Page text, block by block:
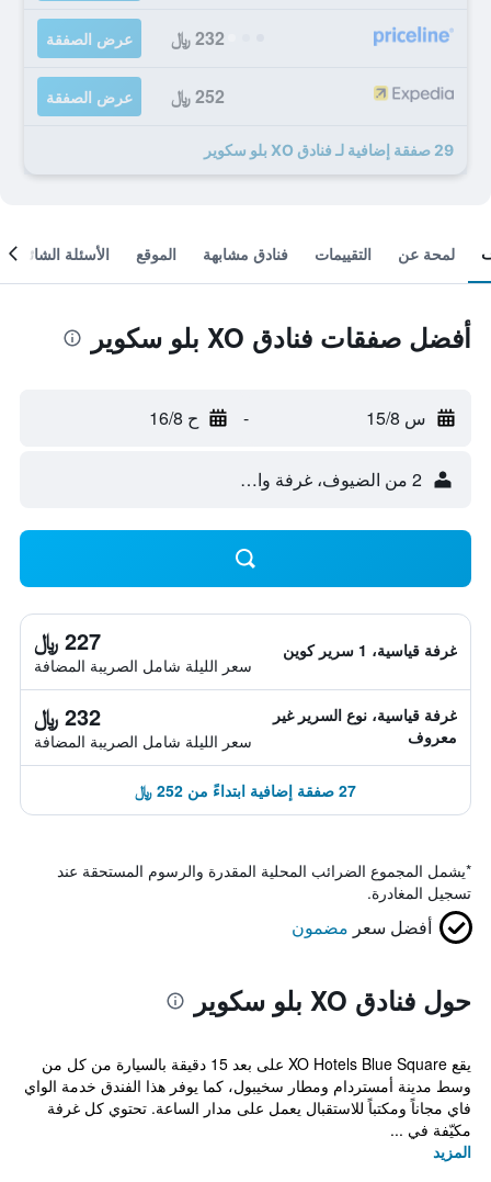
232 ﷼ عرض الصفقة
252 ﷼ عرض الصفقة
29 صفقة إضافية لـ فنادق XO بلو سكوير
لمحة عن التقييمات فنادق مشابهة الموقع الأسئلة الشائعة
أفضل صفقات فنادق XO بلو سكوير
س 15/8 - ح 16/8
2 من الضيوف، غرفة واحدة
غرفة قياسية، 1 سرير كوين 227 ﷼
سعر الليلة شامل الصريبة المضافة
غرفة قياسية، نوع السرير غير
معروف
232 ﷼
سعر الليلة شامل الصريبة المضافة
27 صفقة إضافية ابتداءً من 252 ﷼
*يشمل المجموع الضرائب المحلية المقدرة والرسوم المستحقة عند
تسجيل المغادرة.
أفضل سعر مضمون
حول فنادق XO بلو سكوير
يقع XO Hotels Blue Square على بعد 15 دقيقة بالسيارة من كل من
وسط مدينة أمستردام ومطار سخيبول، كما يوفر هذا الفندق خدمة الواي
فاي مجاناً ومكتباً للاستقبال يعمل على مدار الساعة. تحتوي كل غرفة
مكيّفة في ...
المزيد